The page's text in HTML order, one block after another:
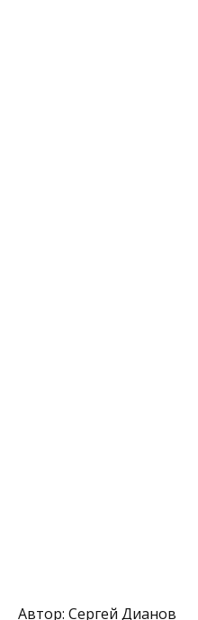
Автор: Сергей Дианов